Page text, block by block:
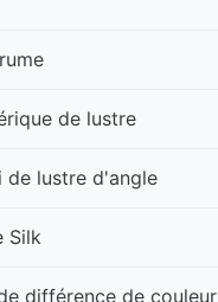
de lustre
de lustre d'angle
Silk
différence de couleur